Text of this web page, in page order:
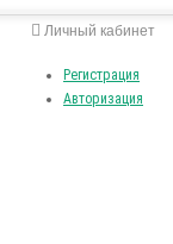
Личный кабинет
Регистрация
Авторизация